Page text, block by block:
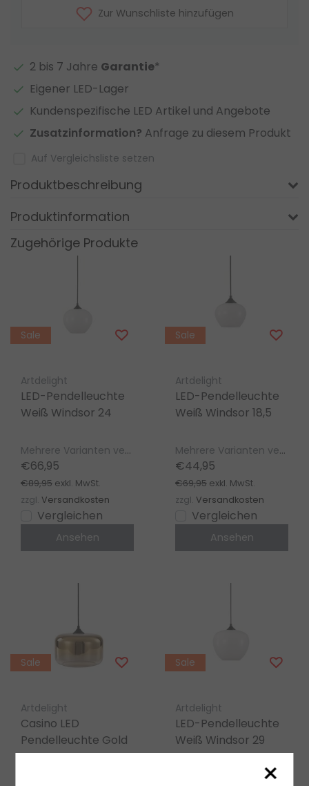
Zur Wunschliste hinzufügen
2 bis 7 Jahre Garantie*
Eigener LED-Lager
Kundenspezifische LED Artikel und Angebote
Zusatzinformation? Anfrage zu diesem Produkt
Auf Vergleichsliste setzen
Produktbeschreibung
Produktinformation
Zugehörige Produkte
Sale
Artdelight
LED-Pendelleuchte
Weiß Windsor 24
Mehrere Varianten verfügbar
€66,95
€89,95 exkl. MwSt.
zzgl. Versandkosten
Vergleichen
Ansehen
Sale
Artdelight
LED-Pendelleuchte
Weiß Windsor 18,5
Mehrere Varianten verfügbar
€44,95
€69,95 exkl. MwSt.
zzgl. Versandkosten
Vergleichen
Ansehen
Sale
Artdelight
Casino LED
Pendelleuchte Gold
Sale
Artdelight
LED-Pendelleuchte
Weiß Windsor 29
×